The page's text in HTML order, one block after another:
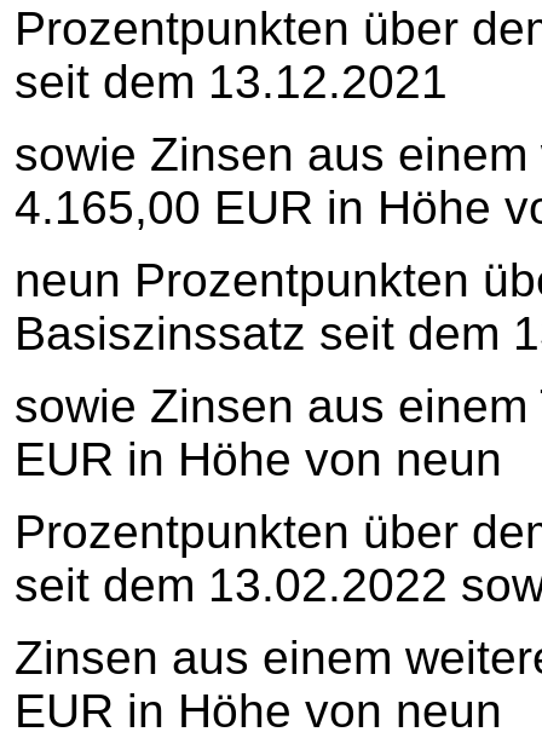
Prozentpunkten über
seit dem 13.12.2021
sowie Zinsen aus
4.165,00 EUR in Höhe
neun Prozentpunkten
Basiszinssatz seit dem
sowie Zinsen aus
EUR in Höhe von neun
Prozentpunkten über
seit dem 13.02.2022
Zinsen aus einem
EUR in Höhe von neun